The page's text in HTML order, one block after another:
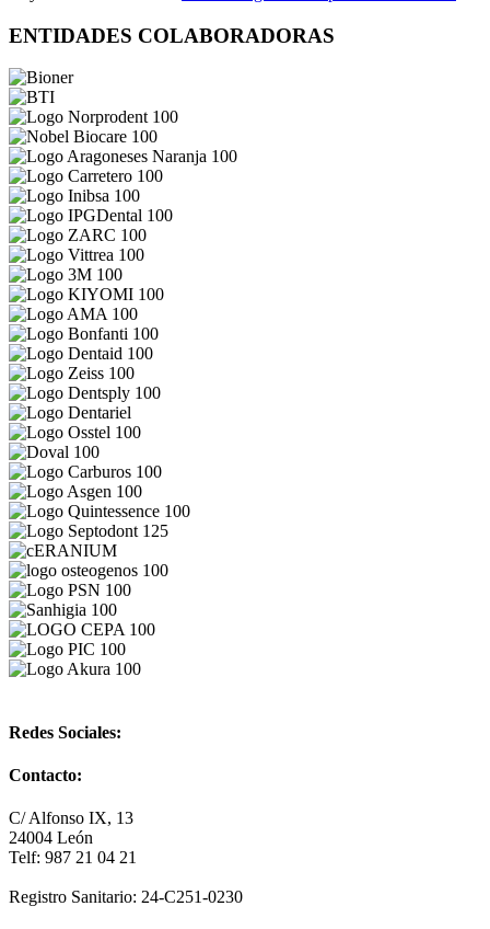
ENTIDADES COLABORADORAS
Redes Sociales:
Contacto:
C/ Alfonso IX, 13
24004 León
Telf: 987 21 04 21
Registro Sanitario: 24-C251-0230